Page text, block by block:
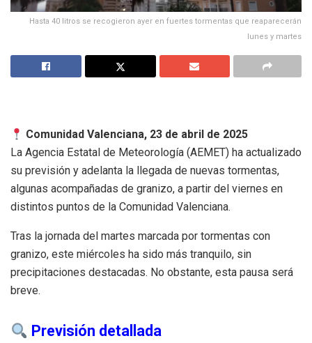
Hasta 40 litros se recogieron ayer en fuertes tormentas que reaparecerán
lunes y martes
Comunidad Valenciana, 23 de abril de 2025
La Agencia Estatal de Meteorología (AEMET) ha actualizado
su previsión y adelanta la llegada de nuevas tormentas,
algunas acompañadas de granizo, a partir del viernes en
distintos puntos de la Comunidad Valenciana.
Tras la jornada del martes marcada por tormentas con
granizo, este miércoles ha sido más tranquilo, sin
precipitaciones destacadas. No obstante, esta pausa será
breve.
Previsión detallada